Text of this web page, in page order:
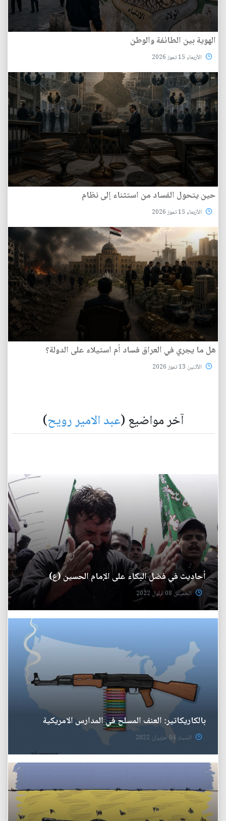
الهوية بين الطائفة والوطن
الأربعاء 15 تموز 2026
حين يتحول الفساد من استثناء إلى نظام
الأربعاء 15 تموز 2026
هل ما يجري في العراق فساد أم استيلاء على الدولة؟
الأثنين 13 تموز 2026
آخر مواضيع (عبد الامير رويح)
أحاديث في فضل البكاء على الإمام الحسين (ع)
الخميس 08 ايلول 2022
بالكاريكاتير: العنف المسلح في المدارس الامريكية
السبت 04 حزيران 2022